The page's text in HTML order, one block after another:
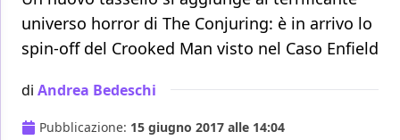
universo horror di The Conjuring: è in arrivo lo
spin-off del Crooked Man visto nel Caso Enfield
di Andrea Bedeschi
Pubblicazione: 15 giugno 2017 alle 14:04